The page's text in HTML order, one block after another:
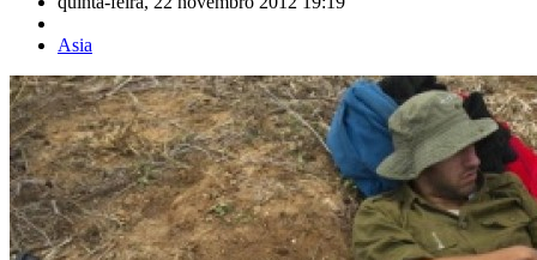
Asia